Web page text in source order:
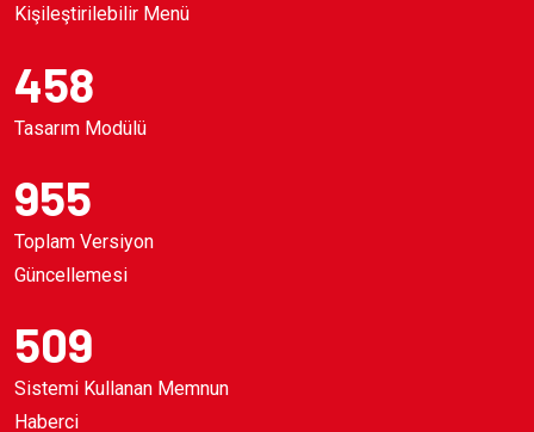
Kişileştirilebilir Menü
458
Tasarım Modülü
955
Toplam Versiyon
Güncellemesi
509
Sistemi Kullanan Memnun
Haberci